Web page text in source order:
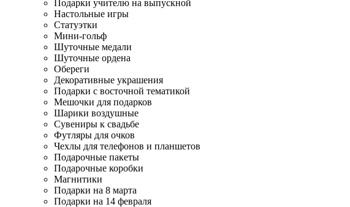
Подарки учителю на выпускной
Настольные игры
Статуэтки
Мини-гольф
Шуточные медали
Шуточные ордена
Обереги
Декоративные украшения
Подарки с восточной тематикой
Мешочки для подарков
Шарики воздушные
Сувениры к свадьбе
Футляры для очков
Чехлы для телефонов и планшетов
Подарочные пакеты
Подарочные коробки
Магнитики
Подарки на 8 марта
Подарки на 14 февраля